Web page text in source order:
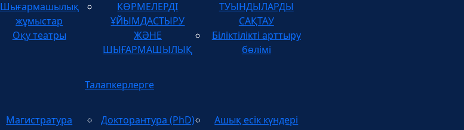
Шығармашылық
жұмыстар
Оқу театры
КӨРМЕЛЕРДІ
ҰЙЫМДАСТЫРУ
ЖӘНЕ
ШЫҒАРМАШЫЛЫҚ
ТУЫНДЫЛАРДЫ
САҚТАУ
Біліктілікті арттыру
бөлімі
Талапкерлерге
Магистратура Докторантура (PhD) Ашық есік күндері